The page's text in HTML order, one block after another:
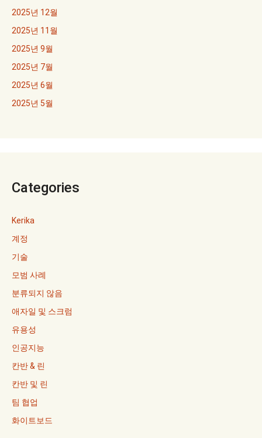
2025년 12월
2025년 11월
2025년 9월
2025년 7월
2025년 6월
2025년 5월
Categories
Kerika
계정
기술
모범 사례
분류되지 않음
애자일 및 스크럼
유용성
인공지능
칸반 & 린
칸반 및 린
팀 협업
화이트보드